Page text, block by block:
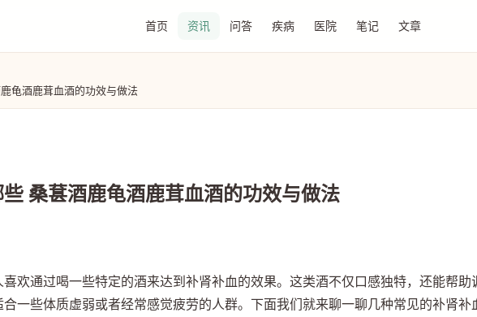
首页 资讯 问答 疾病 医院 笔记 文章
龟酒鹿茸血酒的功效与做法
桑葚酒鹿龟酒鹿茸血酒的功效与做法
欢通过喝一些特定的酒来达到补肾补血的效果。这类酒不仅口感独特，还能帮助
一些体质虚弱或者经常感觉疲劳的人群。下面我们就来聊一聊几种常见的补肾补